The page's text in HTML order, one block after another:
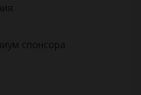
спонсора